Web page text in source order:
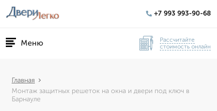
+7 993 993-90-68
Меню
Рассчитайте
стоимость онлайн
Главная
Монтаж защитных решеток на окна и двери под ключ в
Барнауле